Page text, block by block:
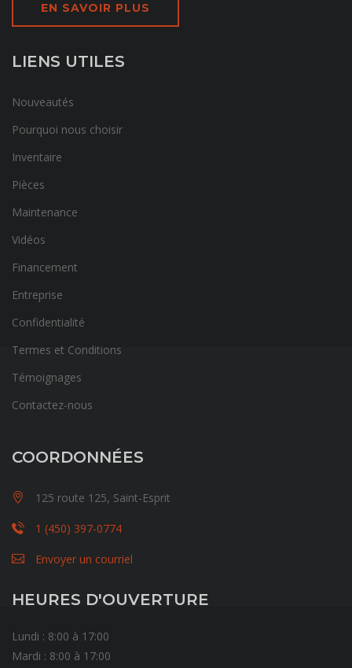
EN SAVOIR PLUS
LIENS UTILES
Nouveautés
Pourquoi nous choisir
Inventaire
Pièces
Maintenance
Vidéos
Financement
Entreprise
Confidentialité
Termes et Conditions
Témoignages
Contactez-nous
COORDONNÉES
125 route 125, Saint-Esprit
1 (450) 397-0774
Envoyer un courriel
HEURES D'OUVERTURE
Lundi : 8:00 à 17:00
Mardi : 8:00 à 17:00